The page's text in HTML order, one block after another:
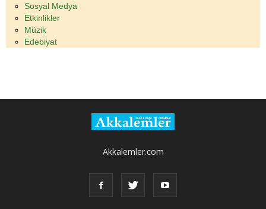
Sosyal Medya
Etkinlikler
Müzik
Edebiyat
Akkalemler.com